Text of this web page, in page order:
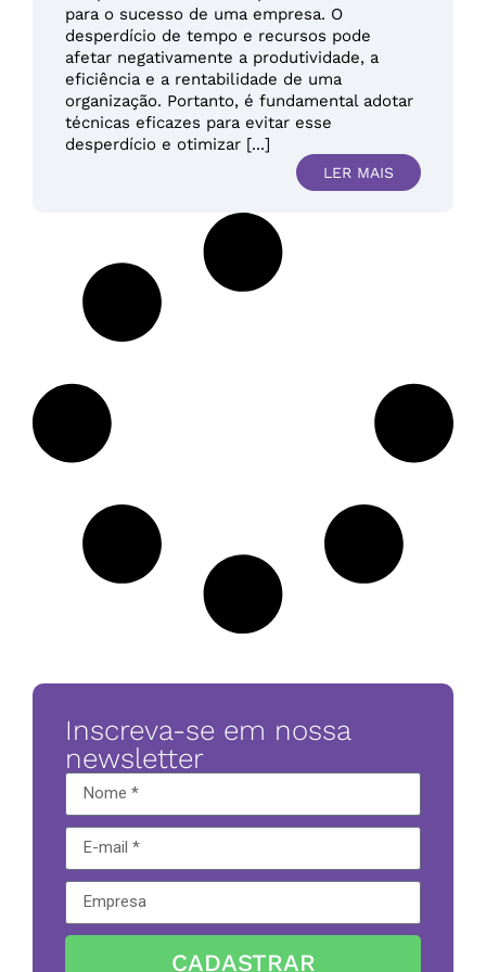
para o sucesso de uma empresa. O
desperdício de tempo e recursos pode
afetar negativamente a produtividade, a
eficiência e a rentabilidade de uma
organização. Portanto, é fundamental adotar
técnicas eficazes para evitar esse
desperdício e otimizar [...]
LER MAIS
Inscreva-se em nossa
newsletter
CADASTRAR